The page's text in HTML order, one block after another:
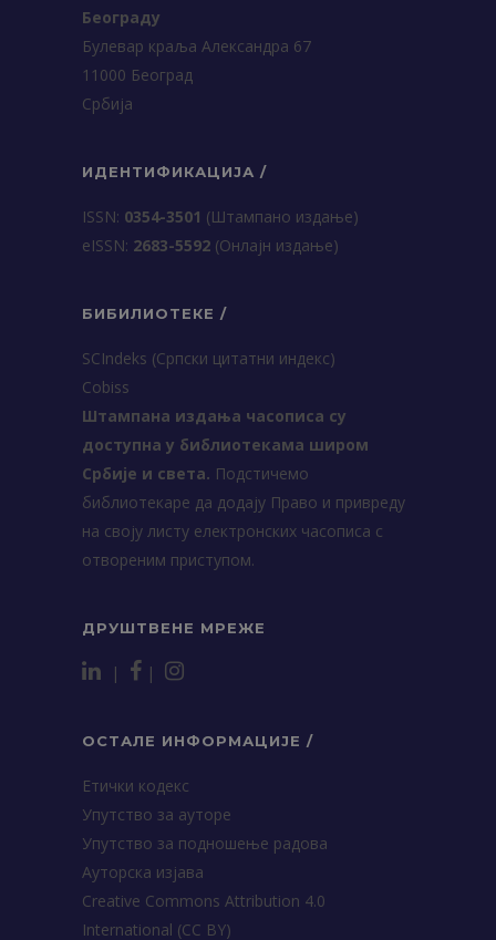
Београду
Булевар краља Александра 67
11000 Београд
Србија
ИДЕНТИФИКАЦИЈА /
ISSN: 0354-3501 (Штампано издање)
еISSN: 2683-5592 (Онлајн издање)
БИБИЛИОТЕКЕ /
SCIndeks (Српски цитатни индекс)
Cobiss
Штампана издања часописа су
доступна у библиотекама широм
Србије и света. Подстичемо
библиотекаре да додају Право и привреду
на своју листу електронских часописа с
отвореним приступом.
ДРУШТВЕНЕ МРЕЖЕ
| |
ОСТАЛЕ ИНФОРМАЦИЈЕ /
Етички кодекс
Упутство за ауторе
Упутство за подношење радова
Ауторска изјава
Creative Commons Attribution 4.0
International (CC BY)